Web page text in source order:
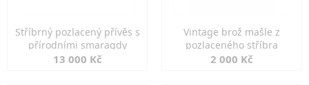
Stříbrný pozlacený přívěs s
přírodními smaragdy
13 000 Kč
Vintage brož mašle z
pozlaceného stříbra
2 000 Kč